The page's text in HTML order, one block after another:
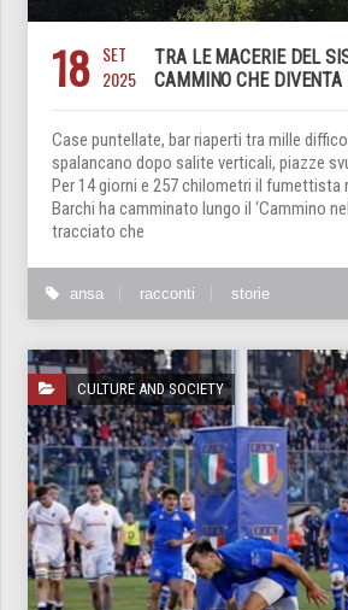
18 SET
2025
TRA LE MACERIE DEL
CAMMINO CHE DIVENTA
Case puntellate, bar riaperti tra mille
spalancano dopo salite verticali, piazze
Per 14 giorni e 257 chilometri il fumettista
Barchi ha camminato lungo il ‘Cammino
tracciato che
ansa racconti storie
CULTURE AND SOCIETY